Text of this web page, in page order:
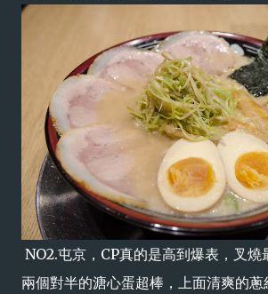
NO2.屯京，CP真的是高到爆表，叉燒
兩個對半的溏心蛋超棒，上面清爽的